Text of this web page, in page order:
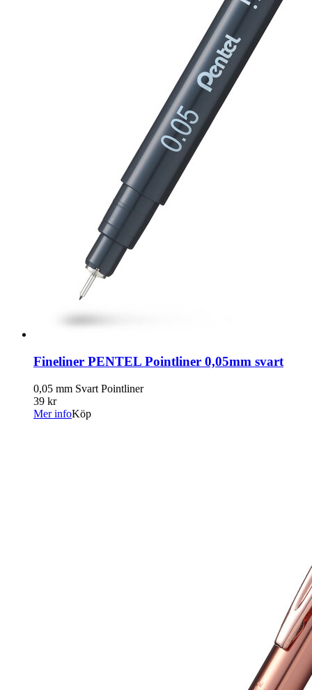
Fineliner PENTEL Pointliner 0,05mm svart
0,05 mm Svart Pointliner
39 kr
Mer infoKöp